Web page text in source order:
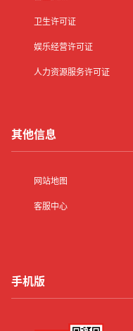
卫生许可证
娱乐经营许可证
人力资源服务许可证
其他信息
网站地图
客服中心
手机版